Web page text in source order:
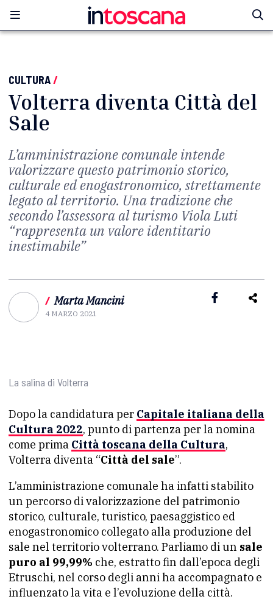
CULTURA/
Volterra diventa Città del
Sale
L’amministrazione comunale intende
valorizzare questo patrimonio storico,
culturale ed enogastronomico, strettamente
legato al territorio. Una tradizione che
secondo l’assessora al turismo Viola Luti
“rappresenta un valore identitario
inestimabile”
/ Marta Mancini
4 MARZO 2021
La salina di Volterra
Dopo la candidatura per Capitale italiana della
Cultura 2022, punto di partenza per la nomina
come prima Città toscana della Cultura,
Volterra diventa “Città del sale”.
L’amministrazione comunale ha infatti stabilito
un percorso di valorizzazione del patrimonio
storico, culturale, turistico, paesaggistico ed
enogastronomico collegato alla produzione del
sale nel territorio volterrano. Parliamo di un sale
puro al 99,99% che, estratto fin dall’epoca degli
Etruschi, nel corso degli anni ha accompagnato e
influenzato la vita e l’evoluzione della città.